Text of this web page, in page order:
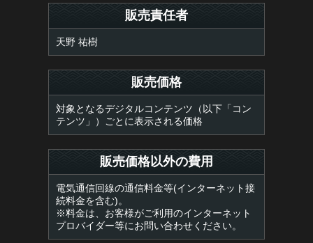
販売責任者
天野 祐樹
販売価格
対象となるデジタルコンテンツ（以下「コン
テンツ」）ごとに表示される価格
販売価格以外の費用
電気通信回線の通信料金等(インターネット接
続料金を含む)。
※料金は、お客様がご利用のインターネット
プロバイダー等にお問い合わせください。